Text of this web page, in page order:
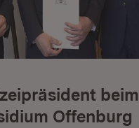
beim
Offenburg